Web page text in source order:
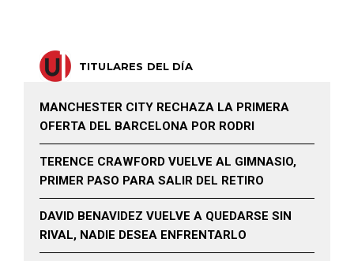
TITULARES DEL DÍA
MANCHESTER CITY RECHAZA LA PRIMERA
OFERTA DEL BARCELONA POR RODRI
TERENCE CRAWFORD VUELVE AL GIMNASIO,
PRIMER PASO PARA SALIR DEL RETIRO
DAVID BENAVIDEZ VUELVE A QUEDARSE SIN
RIVAL, NADIE DESEA ENFRENTARLO